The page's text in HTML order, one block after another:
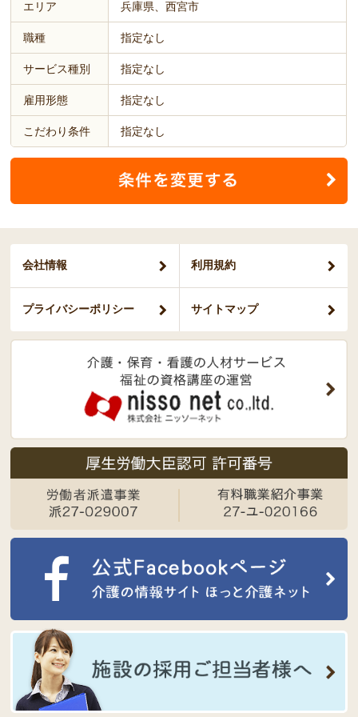
エリア 兵庫県、西宮市
職種 指定なし
サービス種別 指定なし
雇用形態 指定なし
こだわり条件 指定なし
会社情報 利用規約
プライバシーポリシー サイトマップ